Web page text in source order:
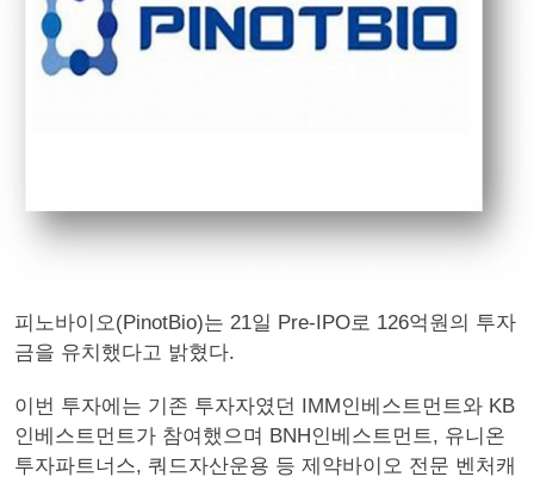
피노바이오(PinotBio)는 21일 Pre-IPO로 126억원의 투자
금을 유치했다고 밝혔다.
이번 투자에는 기존 투자자였던 IMM인베스트먼트와 KB
인베스트먼트가 참여했으며 BNH인베스트먼트, 유니온
투자파트너스, 쿼드자산운용 등 제약바이오 전문 벤처캐